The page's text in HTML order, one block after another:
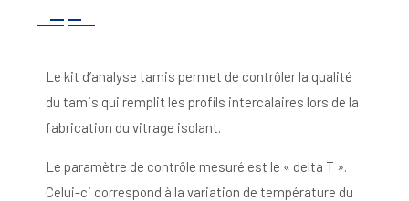
Le kit d’analyse tamis permet de contrôler la qualité
du tamis qui remplit les profils intercalaires lors de la
fabrication du vitrage isolant.
Le paramètre de contrôle mesuré est le « delta T ».
Celui-ci correspond à la variation de température du